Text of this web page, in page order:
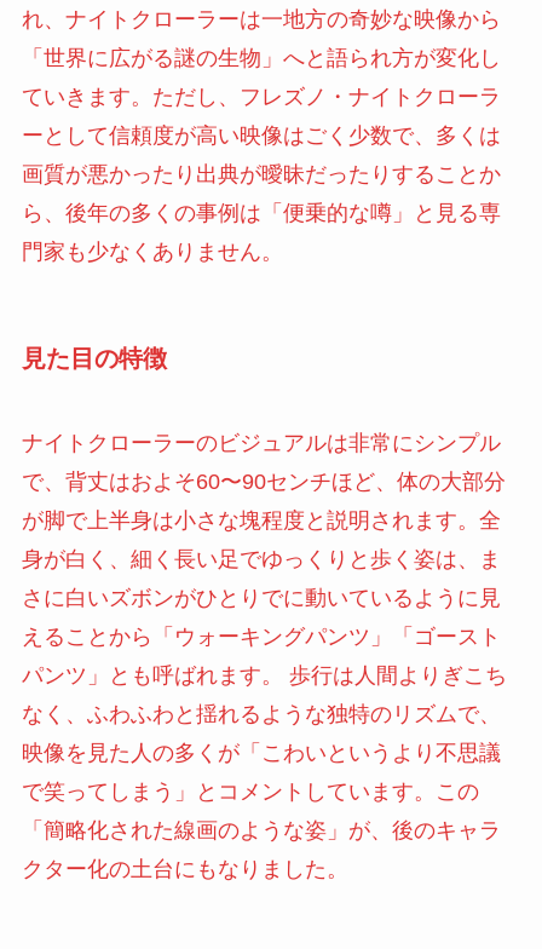
れ、ナイトクローラーは一地方の奇妙な映像から
「世界に広がる謎の生物」へと語られ方が変化し
ていきます。ただし、フレズノ・ナイトクローラ
ーとして信頼度が高い映像はごく少数で、多くは
画質が悪かったり出典が曖昧だったりすることか
ら、後年の多くの事例は「便乗的な噂」と見る専
門家も少なくありません。
見た目の特徴
ナイトクローラーのビジュアルは非常にシンプル
で、背丈はおよそ60〜90センチほど、体の大部分
が脚で上半身は小さな塊程度と説明されます。全
身が白く、細く長い足でゆっくりと歩く姿は、ま
さに白いズボンがひとりでに動いているように見
えることから「ウォーキングパンツ」「ゴースト
パンツ」とも呼ばれます。 歩行は人間よりぎこち
なく、ふわふわと揺れるような独特のリズムで、
映像を見た人の多くが「こわいというより不思議
で笑ってしまう」とコメントしています。この
「簡略化された線画のような姿」が、後のキャラ
クター化の土台にもなりました。